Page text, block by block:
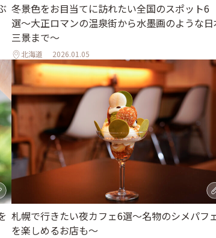
冬景色をお目当てに訪れたい全国のスポット6
選〜大正ロマンの温泉街から水墨画のような日
三景まで〜
北海道 2026.01.05
札幌で行きたい夜カフェ6選～名物のシメパフ
を楽しめるお店も～